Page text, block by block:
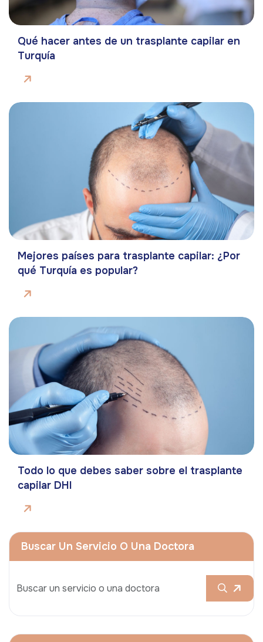
Qué hacer antes de un trasplante capilar en
Turquía
Mejores países para trasplante capilar: ¿Por
qué Turquía es popular?
Todo lo que debes saber sobre el trasplante
capilar DHI
Buscar Un Servicio O Una Doctora